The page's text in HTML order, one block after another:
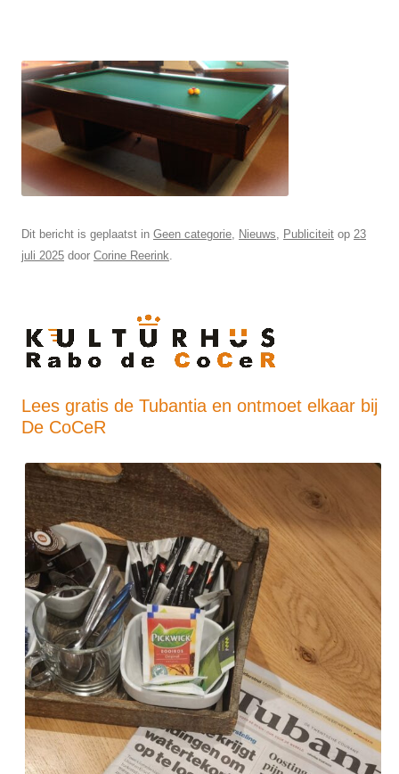
Dit bericht is geplaatst in Geen categorie Nieuws Publiciteit op 23
juli 2025 door Corine Reerink
Lees gratis de Tubantia en ontmoet elkaar bij
De CoCeR